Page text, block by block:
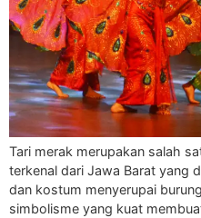
Tari merak merupakan salah
terkenal dari Jawa Barat yang
dan kostum menyerupai
simbolisme yang kuat